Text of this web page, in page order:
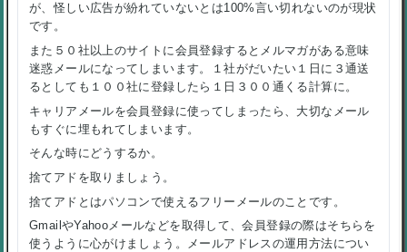
が、怪しい広告が紛れていないとは100%言い切れないのが現状
です。
また５０社以上のサイトに会員登録すると メルマガがある意味
迷惑メールになってしまいます。１社がだいたい１日に３通送
るとしても１００社に登録したら１日３００通くる計算に。
キャリアメールを会員登録に使ってしまったら、大切なメール
もすぐに埋もれてしまいます。
そんな時にどうするか。
捨てアド を取りましょう。
捨てアド とはパソコンで使えるフリーメールのことです。
GmailやYahooメールなどを取得して、会員登録の際はそちらを
使うように心がけましょう。メールアドレスの運用方法につい